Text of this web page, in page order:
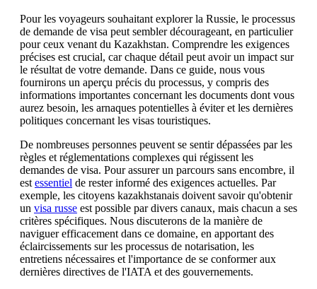
Pour les voyageurs souhaitant explorer la Russie, le processus
de demande de visa peut sembler décourageant, en particulier
pour ceux venant du Kazakhstan. Comprendre les exigences
précises est crucial, car chaque détail peut avoir un impact sur
le résultat de votre demande. Dans ce guide, nous vous
fournirons un aperçu précis du processus, y compris des
informations importantes concernant les documents dont vous
aurez besoin, les arnaques potentielles à éviter et les dernières
politiques concernant les visas touristiques.
De nombreuses personnes peuvent se sentir dépassées par les
règles et réglementations complexes qui régissent les
demandes de visa. Pour assurer un parcours sans encombre, il
est essentiel de rester informé des exigences actuelles. Par
exemple, les citoyens kazakhstanais doivent savoir qu'obtenir
un visa russe est possible par divers canaux, mais chacun a ses
critères spécifiques. Nous discuterons de la manière de
naviguer efficacement dans ce domaine, en apportant des
éclaircissements sur les processus de notarisation, les
entretiens nécessaires et l'importance de se conformer aux
dernières directives de l'IATA et des gouvernements.